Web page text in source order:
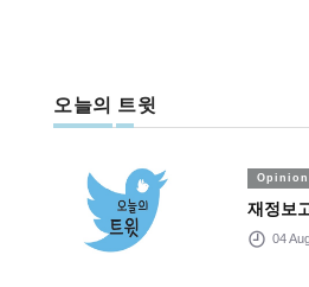
오늘의 트윗
Opinion
재정보
04